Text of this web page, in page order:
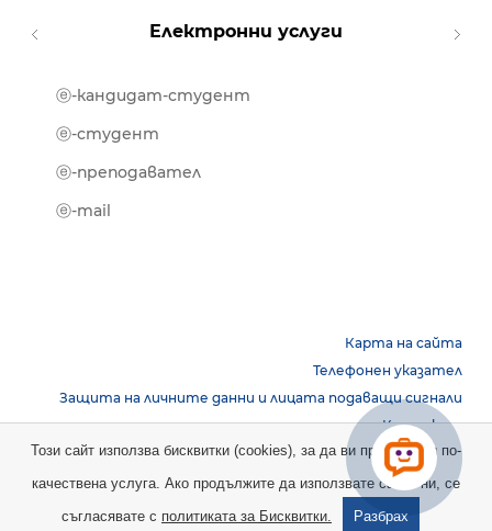
Електронни услуги
ⓔ-кандидат-студент
ⓔ-студент
ⓔ-преподавател
ⓔ-mail
Карта на сайта
Телефонен указател
Защита на личните данни и лицата подаващи сигнали
Контакти
Copyright © 2026 НБУ. Всички права запазени.
Този сайт използва бисквитки (cookies), за да ви предостави по-
качествена услуга. Ако продължите да използвате сайта ни, се
съгласявате с политиката за Бисквитки. Разбрах